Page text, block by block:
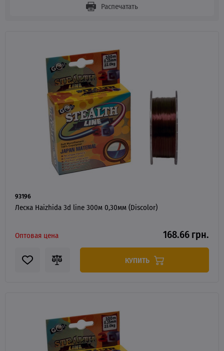
Распечатать
93196
Леска Haizhida 3d line 300м 0,30мм (Discolor)
Оптовая цена 168.66 грн.
КУПИТЬ